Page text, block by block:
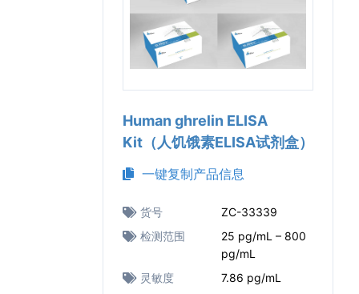
Human ghrelin ELISA
Kit（人饥饿素ELISA试剂盒）
一键复制产品信息
货号
ZC-33339
检测范围
25 pg/mL – 800
pg/mL
灵敏度
7.86 pg/mL